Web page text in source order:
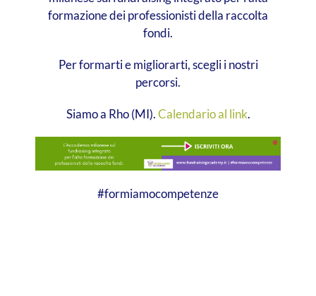
formazione dei professionisti della raccolta
fondi.
Per formarti e migliorarti, scegli i nostri
percorsi.
Siamo a Rho (MI).Calendario al link.
#formiamocompetenze